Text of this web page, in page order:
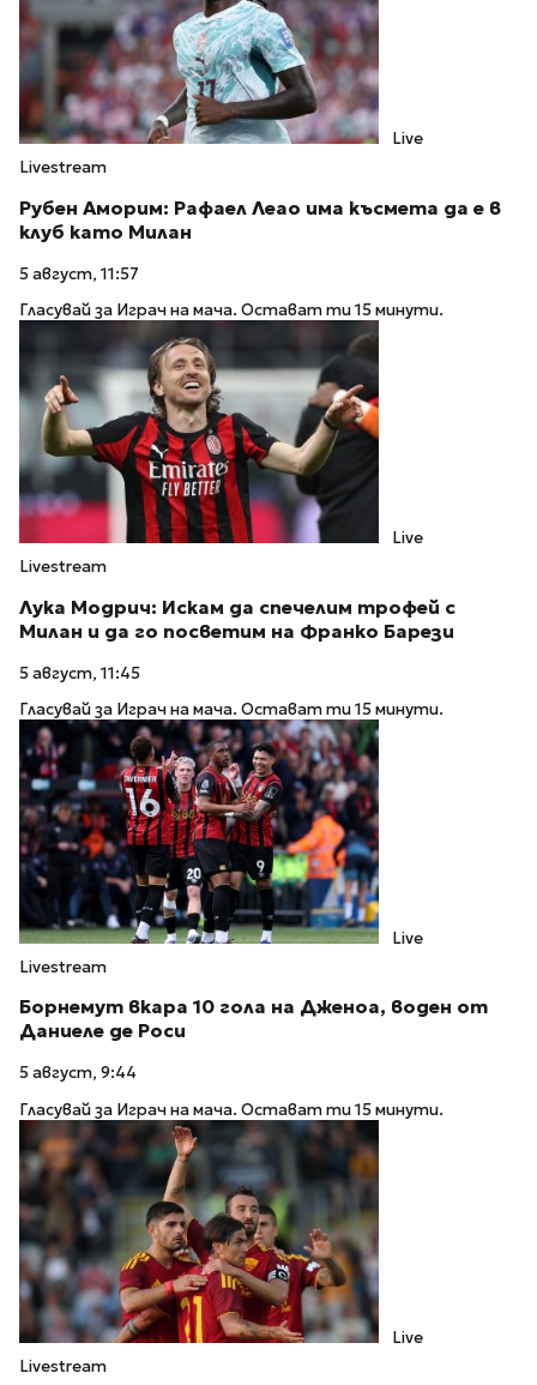
Live
Livestream
Рубен Аморим: Рафаел Леао има късмета да е в
клуб като Милан
5 август, 11:57
Гласувай за Играч на мача. Остават ти 15 минути.
Live
Livestream
Лука Модрич: Искам да спечелим трофей с
Милан и да го посветим на Франко Барези
5 август, 11:45
Гласувай за Играч на мача. Остават ти 15 минути.
Live
Livestream
Борнемут вкара 10 гола на Дженоа, воден от
Даниеле де Роси
5 август, 9:44
Гласувай за Играч на мача. Остават ти 15 минути.
Live
Livestream